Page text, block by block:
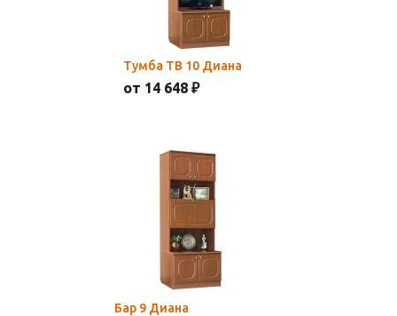
Тумба ТВ 10 Диана
от 14 648 ₽
Бар 9 Диана